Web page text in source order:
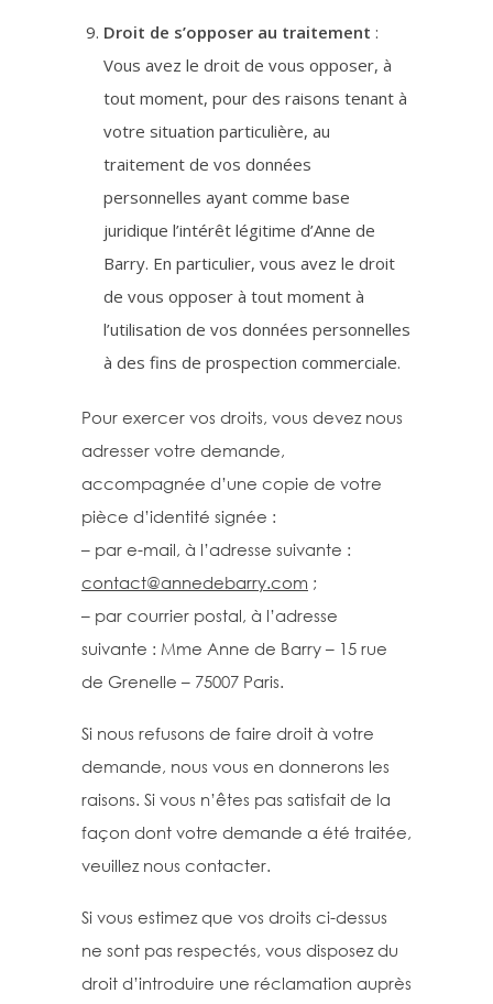
Droit de s’opposer au traitement :
Vous avez le droit de vous opposer, à
tout moment, pour des raisons tenant à
votre situation particulière, au
traitement de vos données
personnelles ayant comme base
juridique l’intérêt légitime d’Anne de
Barry. En particulier, vous avez le droit
de vous opposer à tout moment à
l’utilisation de vos données personnelles
à des fins de prospection commerciale.
Pour exercer vos droits, vous devez nous
adresser votre demande,
accompagnée d’une copie de votre
pièce d’identité signée :
– par e-mail, à l’adresse suivante :
contact@annedebarry.com ;
– par courrier postal, à l’adresse
suivante : Mme Anne de Barry – 15 rue
de Grenelle – 75007 Paris.
Si nous refusons de faire droit à votre
demande, nous vous en donnerons les
raisons. Si vous n’êtes pas satisfait de la
façon dont votre demande a été traitée,
veuillez nous contacter.
Si vous estimez que vos droits ci-dessus
ne sont pas respectés, vous disposez du
droit d’introduire une réclamation auprès